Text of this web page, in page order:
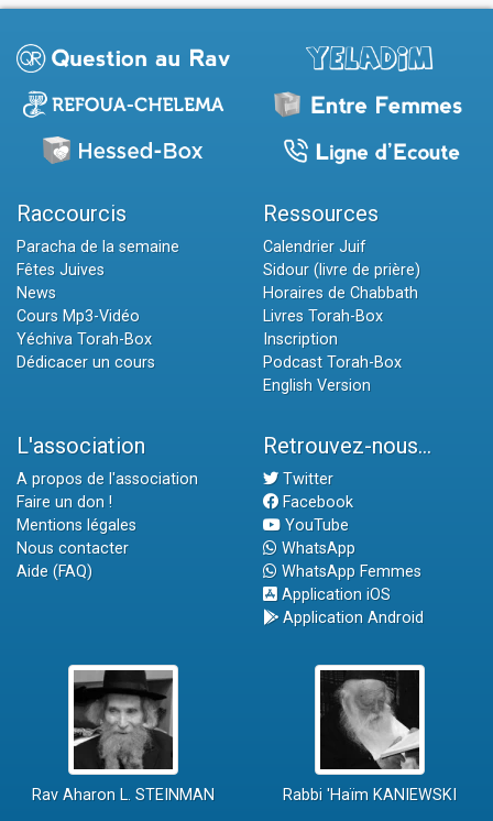
Raccourcis
Paracha de la semaine
Fêtes Juives
News
Cours Mp3-Vidéo
Yéchiva Torah-Box
Dédicacer un cours
Ressources
Calendrier Juif
Sidour (livre de prière)
Horaires de Chabbath
Livres Torah-Box
Inscription
Podcast Torah-Box
English Version
L'association
A propos de l'association
Faire un don !
Mentions légales
Nous contacter
Aide (FAQ)
Retrouvez-nous...
Twitter
Facebook
YouTube
WhatsApp
WhatsApp Femmes
Application iOS
Application Android
Rav Aharon L. STEINMAN Rabbi 'Haïm KANIEWSKI